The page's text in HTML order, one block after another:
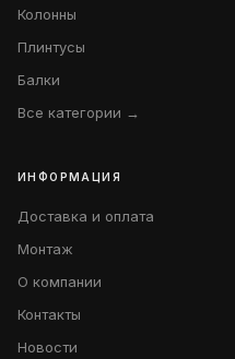
Колонны
Плинтусы
Балки
Все категории →
ИНФОРМАЦИЯ
Доставка и оплата
Монтаж
О компании
Контакты
Новости